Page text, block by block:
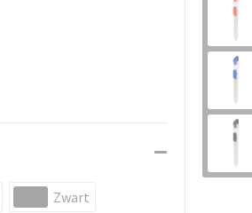
Zwart